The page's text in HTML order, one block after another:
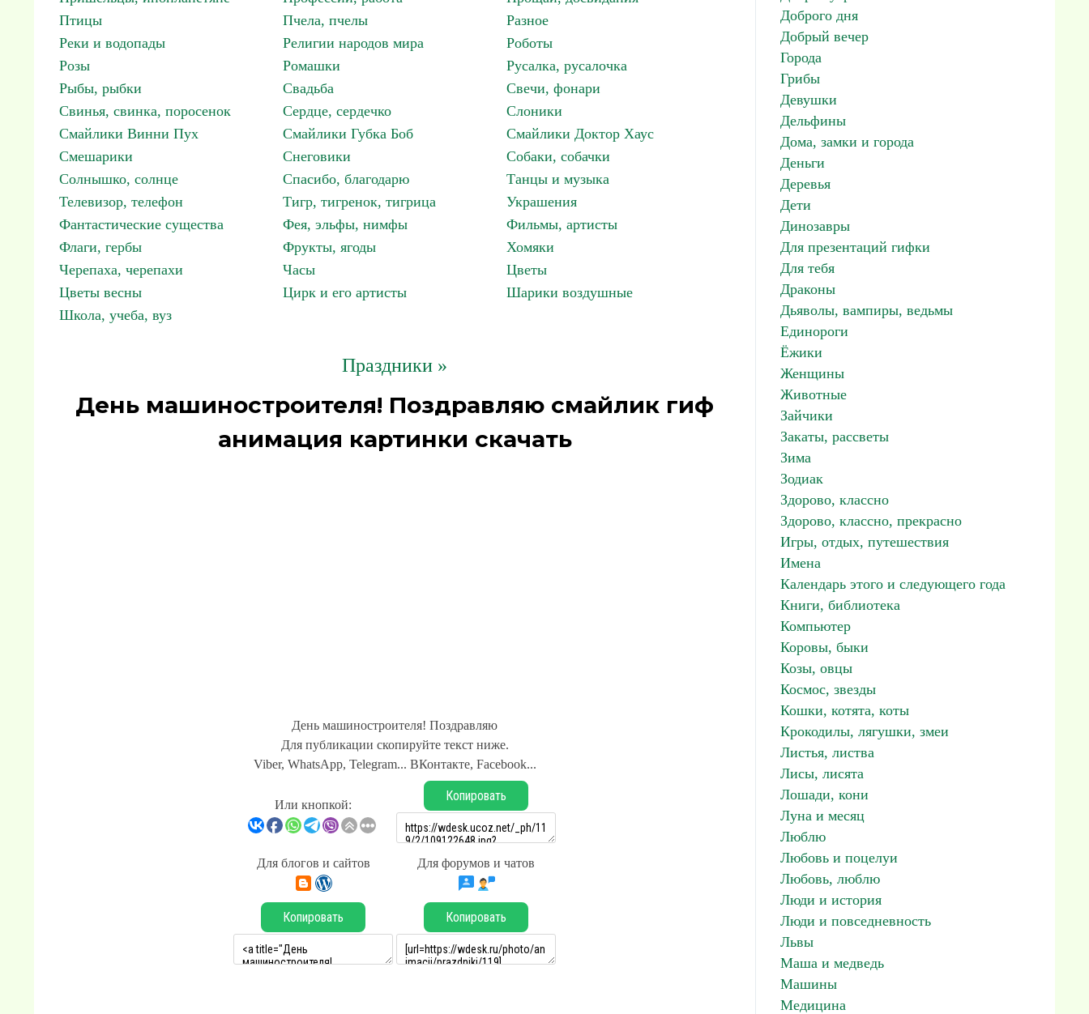
Птицы
Пчела, пчелы
Разное
Реки и водопады
Религии народов мира
Роботы
Розы
Ромашки
Русалка, русалочка
Рыбы, рыбки
Свадьба
Свечи, фонари
Свинья, свинка, поросенок
Сердце, сердечко
Слоники
Смайлики Винни Пух
Смайлики Губка Боб
Смайлики Доктор Хаус
Смешарики
Снеговики
Собаки, собачки
Солнышко, солнце
Спасибо, благодарю
Танцы и музыка
Телевизор, телефон
Тигр, тигренок, тигрица
Украшения
Фантастические существа
Фея, эльфы, нимфы
Фильмы, артисты
Флаги, гербы
Фрукты, ягоды
Хомяки
Черепаха, черепахи
Часы
Цветы
Цветы весны
Цирк и его артисты
Шарики воздушные
Школа, учеба, вуз
Праздники »
День машиностроителя! Поздравляю смайлик гиф
анимация картинки скачать
День машиностроителя! Поздравляю
Для публикации скопируйте текст ниже.
Viber, WhatsApp, Telegram... ВКонтакте, Facebook...
Или кнопкой:
Копировать
Для блогов и сайтов Для форумов и чатов
Копировать Копировать
Доброго дня
Добрый вечер
Города
Грибы
Девушки
Дельфины
Дома, замки и города
Деньги
Деревья
Дети
Динозавры
Для презентаций гифки
Для тебя
Драконы
Дьяволы, вампиры, ведьмы
Единороги
Ёжики
Женщины
Животные
Зайчики
Закаты, рассветы
Зима
Зодиак
Здорово, классно
Здорово, классно, прекрасно
Игры, отдых, путешествия
Имена
Календарь этого и следующего года
Книги, библиотека
Компьютер
Коровы, быки
Козы, овцы
Космос, звезды
Кошки, котята, коты
Крокодилы, лягушки, змеи
Листья, листва
Лисы, лисята
Лошади, кони
Луна и месяц
Люблю
Любовь и поцелуи
Любовь, люблю
Люди и история
Люди и повседневность
Львы
Маша и медведь
Машины
Медицина